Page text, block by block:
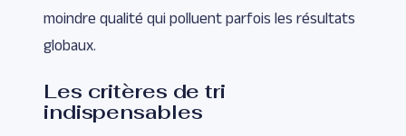
moindre qualité qui polluent parfois les résultats
globaux.
Les critères de tri
indispensables